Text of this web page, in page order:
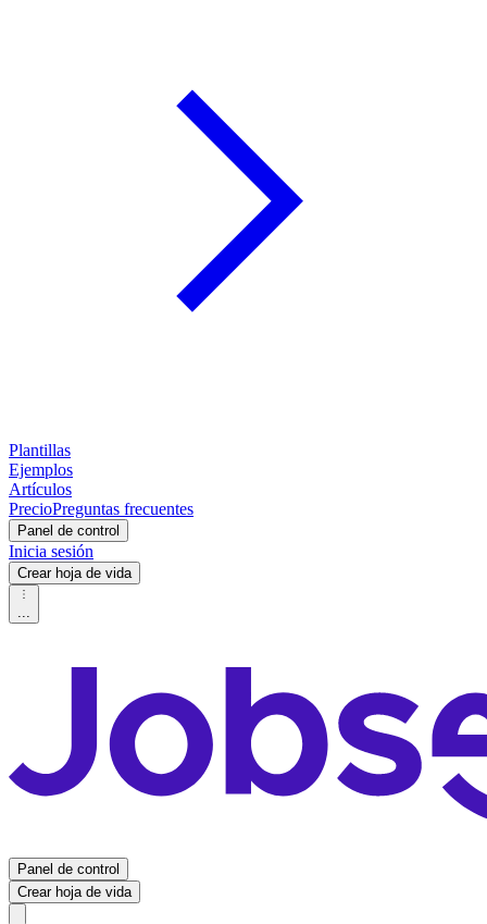
Plantillas
Ejemplos
Artículos
PrecioPreguntas frecuentes
Panel de control
Inicia sesión
Crear hoja de vida
...
Panel de control
Crear hoja de vida